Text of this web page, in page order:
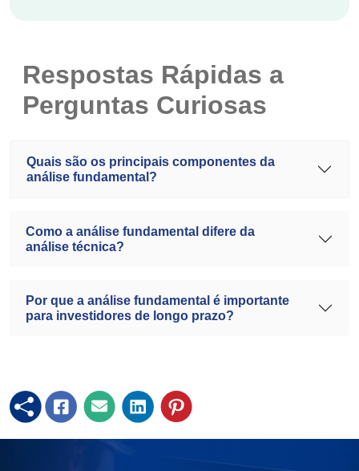
Respostas Rápidas a
Perguntas Curiosas
Quais são os principais componentes da
análise fundamental?
Como a análise fundamental difere da
análise técnica?
Por que a análise fundamental é importante
para investidores de longo prazo?